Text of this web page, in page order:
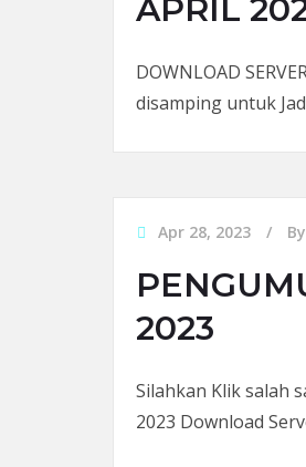
APRIL
DOWNLOAD
disamping untuk
Apr 28, 2023 By
2023
Silahkan Klik salah
2023 Download